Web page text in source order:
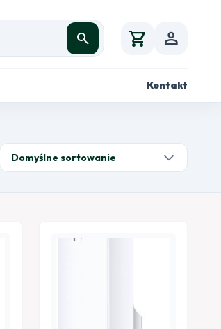
search shopping_cart person
Kontakt